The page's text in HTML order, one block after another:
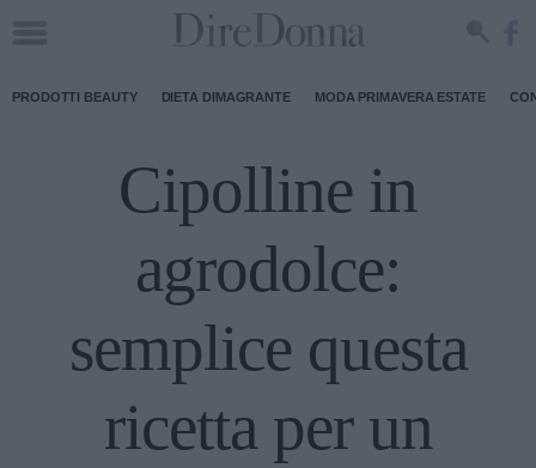
PRODOTTI BEAUTY DIETA DIMAGRANTE MODA PRIMAVERA ESTATE
Cipolline in
agrodolce:
semplice questa
ricetta per un